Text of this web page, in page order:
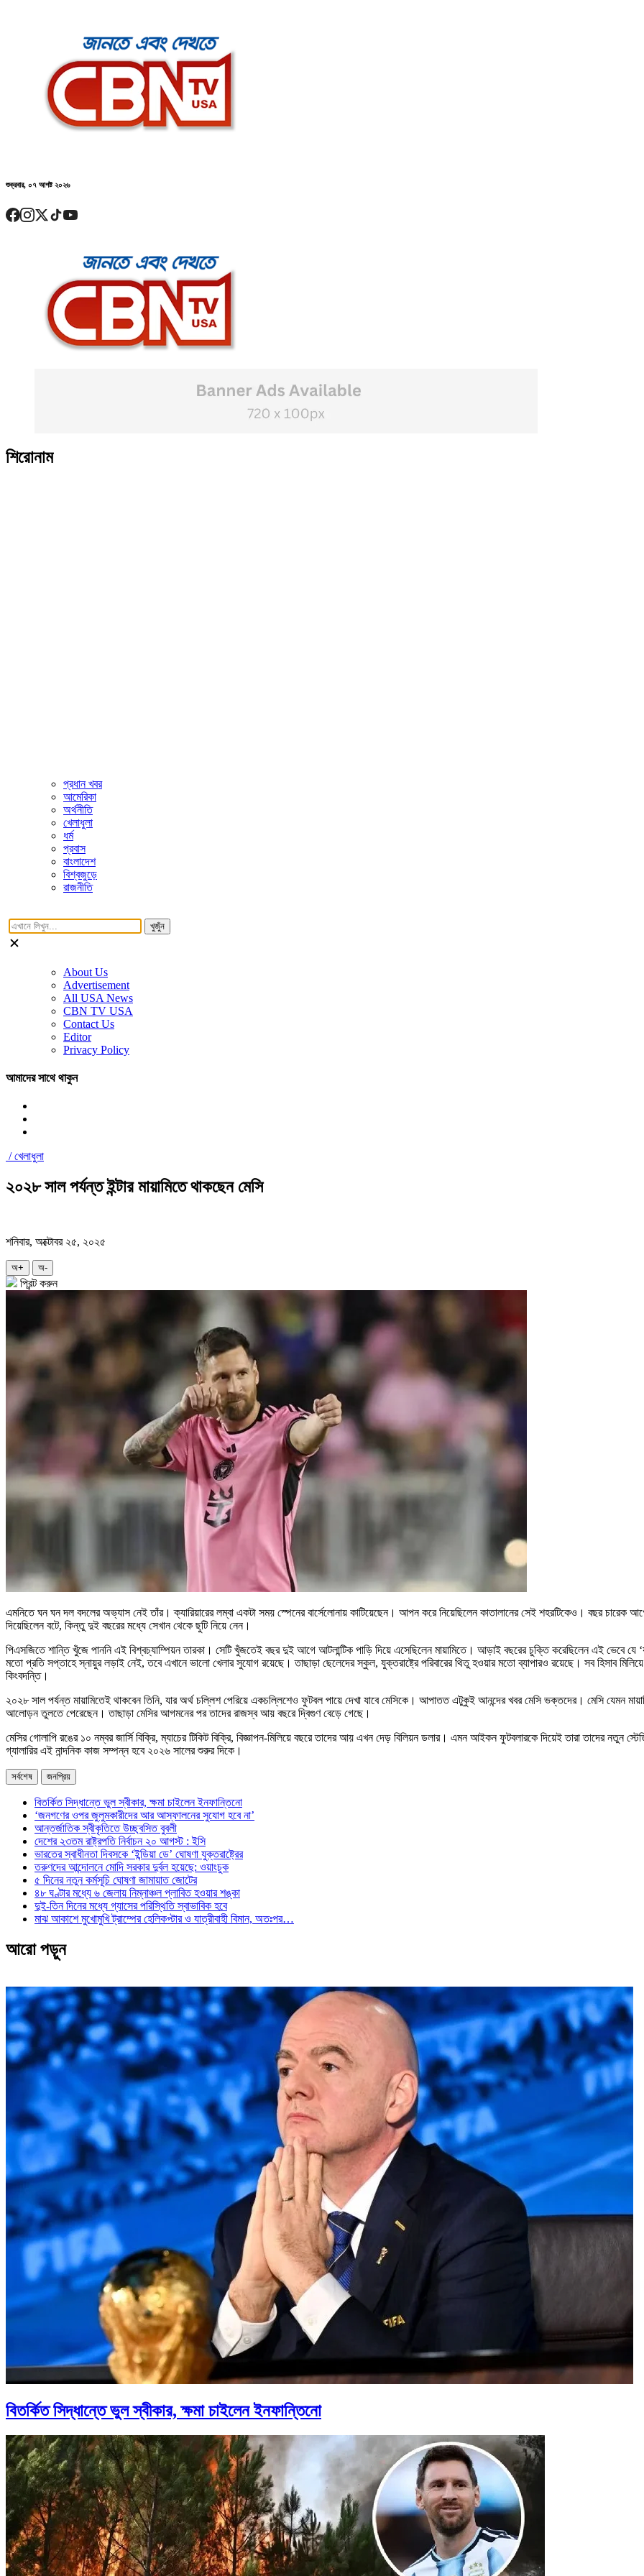
শুক্রবার, ০৭ আগষ্ট ২০২৬
শিরোনাম
প্রধান খবর
আমেরিকা
অর্থনীতি
খেলাধুলা
ধর্ম
প্রবাস
বাংলাদেশ
বিশ্বজুড়ে
রাজনীতি
খুজুঁন
About Us
Advertisement
All USA News
CBN TV USA
Contact Us
Editor
Privacy Policy
আমাদের সাথে থাকুন
/খেলাধুলা
২০২৮ সাল পর্যন্ত ইন্টার মায়ামিতে থাকছেন মেসি
শনিবার, অক্টোবর ২৫, ২০২৫
অ+ অ-
প্রিন্ট করুন
এমনিতে ঘন ঘন দল বদলের অভ্যাস নেই তাঁর। ক্যারিয়ারের লম্বা একটা সময় স্পেনের বার্সেলোনায় কাটিয়েছেন। আপন করে নিয়েছিলেন কাতালানের সেই শহরটিকেও। বছর চারেক
দিয়েছিলেন বটে, কিন্তু দুই বছরের মধ্যে সেখান থেকে ছুটি নিয়ে নেন।
পিএসজিতে শান্তি খুঁজে পাননি এই বিশ্বচ্যাম্পিয়ন তারকা। সেটি খুঁজতেই বছর দুই আগে আটলান্টিক পাড়ি দিয়ে এসেছিলেন মায়ামিতে। আড়াই বছরের চুক্তি করেছিলেন এই ভেবে যে
মতো প্রতি সপ্তাহে স্নায়ুর লড়াই নেই, তবে এখানে ভালো খেলার সুযোগ রয়েছে। তাছাড়া ছেলেদের স্কুল, যুক্তরাষ্ট্রে পরিবারের থিতু হওয়ার মতো ব্যাপারও রয়েছে। সব হিসাব
কিংবদন্তি।
২০২৮ সাল পর্যন্ত মায়ামিতেই থাকবেন তিনি, যার অর্থ চল্লিশ পেরিয়ে একচল্লিশেও ফুটবল পায়ে দেখা যাবে মেসিকে। আপাতত এটুকুই আনন্দের খবর মেসি ভক্তদের। মেসি যেমন
আলোড়ন তুলতে পেরেছেন। তাছাড়া মেসির আগমনের পর তাদের রাজস্ব আয় বছরে দ্বিগুণ বেড়ে গেছে।
মেসির গোলাপি রঙের ১০ নম্বর জার্সি বিক্রি, ম্যাচের টিকিট বিক্রি, বিজ্ঞাপন-মিলিয়ে বছরে তাদের আয় এখন দেড় বিলিয়ন ডলার। এমন আইকন ফুটবলারকে দিয়েই তারা তাদের নতুন
গ্যালারির এই নান্দনিক কাজ সম্পন্ন হবে ২০২৬ সালের শুরুর দিকে।
সর্বশেষ জনপ্রিয়
বিতর্কিত সিদ্ধান্তে ভুল স্বীকার, ক্ষমা চাইলেন ইনফান্তিনো
‘জনগণের ওপর জুলুমকারীদের আর আস্ফালনের সুযোগ হবে না’
আন্তর্জাতিক স্বীকৃতিতে উচ্ছ্বসিত বুবলী
দেশের ২৩তম রাষ্ট্রপতি নির্বাচন ২০ আগস্ট : ইসি
ভারতের স্বাধীনতা দিবসকে ‘ইন্ডিয়া ডে’ ঘোষণা যুক্তরাষ্ট্রের
তরুণদের আন্দোলনে মোদি সরকার দুর্বল হয়েছে: ওয়াংচুক
৫ দিনের নতুন কর্মসূচি ঘোষণা জামায়াত জোটের
৪৮ ঘণ্টার মধ্যে ৬ জেলায় নিম্নাঞ্চল প্লাবিত হওয়ার শঙ্কা
দুই-তিন দিনের মধ্যে গ্যাসের পরিস্থিতি স্বাভাবিক হবে
মাঝ আকাশে মুখোমুখি ট্রাম্পের হেলিকপ্টার ও যাত্রীবাহী বিমান, অতঃপর…
আরো পড়ুন
বিতর্কিত সিদ্ধান্তে ভুল স্বীকার, ক্ষমা চাইলেন ইনফান্তিনো